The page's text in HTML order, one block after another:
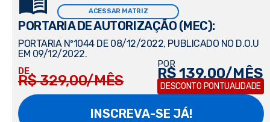
ACESSAR MATRIZ
PORTARIA DE AUTORIZAÇÃO (MEC):
PORTARIA Nº1044 DE 08/12/2022, PUBLICADO NO D.O.U
EM 09/12/2022.
DE
R$ 329,00/MÊS
POR
R$ 139,00/MÊS
DESCONTO PONTUALIDADE
INSCREVA-SE JÁ!